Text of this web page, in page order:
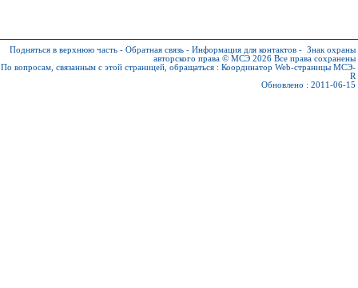
Подняться в верхнюю часть - Обратная связь - Информация для контактов - Знак охраны
авторского права © МСЭ 2026 Все права сохранены
По вопросам, связанным с этой страницей, обращаться : Координатор Web-страницы МСЭ-
R
Обновлено : 2011-06-15